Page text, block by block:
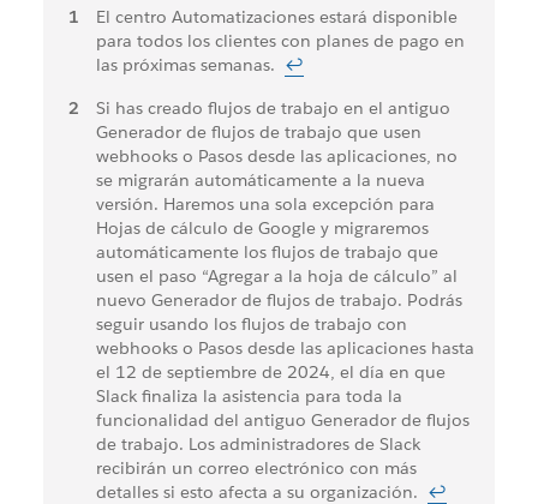
Notas
pie
El centro Automatizaciones estará disponible
para todos los clientes con planes de pago en
las próximas semanas. ↩
Si has creado flujos de trabajo en el antiguo
Generador de flujos de trabajo que usen
webhooks o Pasos desde las aplicaciones, no
se migrarán automáticamente a la nueva
versión. Haremos una sola excepción para
Hojas de cálculo de Google y migraremos
automáticamente los flujos de trabajo que
usen el paso “Agregar a la hoja de cálculo” al
nuevo Generador de flujos de trabajo. Podrás
seguir usando los flujos de trabajo con
webhooks o Pasos desde las aplicaciones hasta
el 12 de septiembre de 2024, el día en que
Slack finaliza la asistencia para toda la
funcionalidad del antiguo Generador de flujos
de trabajo. Los administradores de Slack
recibirán un correo electrónico con más
detalles si esto afecta a su organización. ↩